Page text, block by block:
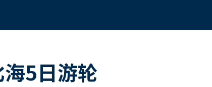
5日游轮